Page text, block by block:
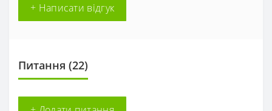
+ Написати відгук
Питання (22)